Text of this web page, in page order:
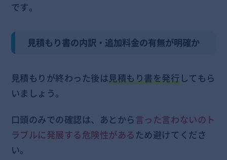
です。
見積もり書の内訳・追加料金の有無が明確か
見積もりが終わった後は見積もり書を発行してもら
いましょう。
口頭のみでの確認は、あとから言った言わないのト
ラブルに発展する危険性があるため避けてくださ
い。